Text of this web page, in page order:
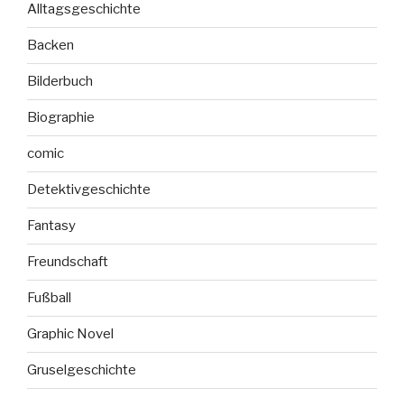
Alltagsgeschichte
Backen
Bilderbuch
Biographie
comic
Detektivgeschichte
Fantasy
Freundschaft
Fußball
Graphic Novel
Gruselgeschichte